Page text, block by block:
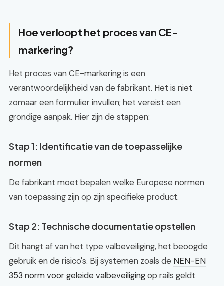
Hoe verloopt het proces van CE-
markering?
Het proces van CE-markering is een
verantwoordelijkheid van de fabrikant. Het is niet
zomaar een formulier invullen; het vereist een
grondige aanpak. Hier zijn de stappen:
Stap 1: Identificatie van de toepasselijke
normen
De fabrikant moet bepalen welke Europese normen
van toepassing zijn op zijn specifieke product.
Stap 2: Technische documentatie opstellen
Dit hangt af van het type valbeveiliging, het beoogde
gebruik en de risico's. Bij systemen zoals de NEN-EN
353 norm voor geleide valbeveiligingop rails geldt